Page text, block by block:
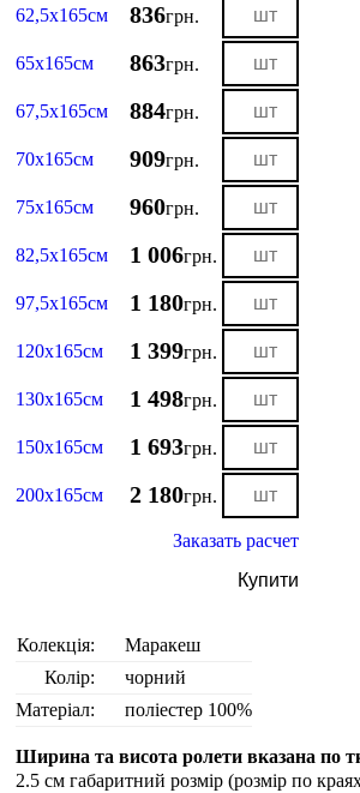
62,5х165см 836грн.
65х165см 863грн.
67,5х165см 884грн.
70х165см 909грн.
75х165см 960грн.
82,5х165см 1 006грн.
97,5х165см 1 180грн.
120х165см 1 399грн.
130х165см 1 498грн.
150х165см 1 693грн.
200х165см 2 180грн.
Заказать расчет
Купити
Колекція:
Маракеш
Колір:
чорний
Матеріал:
поліестер 100%
Ширина та висота ролети вказана по
2.5 см габаритний розмір (розмір по